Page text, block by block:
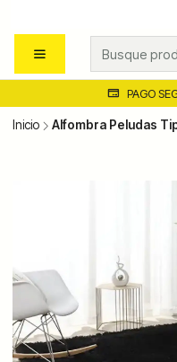
PAGO
Inicio Alfombra Peludas